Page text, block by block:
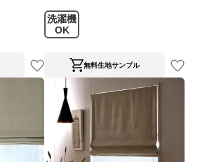
洗濯機
OK
無料生地サンプル